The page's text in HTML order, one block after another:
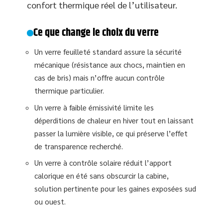
confort thermique réel de l’utilisateur.
Ce que change le choix du verre
Un verre feuilleté standard assure la sécurité
mécanique (résistance aux chocs, maintien en
cas de bris) mais n’offre aucun contrôle
thermique particulier.
Un verre à faible émissivité limite les
déperditions de chaleur en hiver tout en laissant
passer la lumière visible, ce qui préserve l’effet
de transparence recherché.
Un verre à contrôle solaire réduit l’apport
calorique en été sans obscurcir la cabine,
solution pertinente pour les gaines exposées sud
ou ouest.